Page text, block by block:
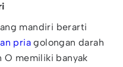
mandiri berarti
pria golongan darah
O memiliki banyak